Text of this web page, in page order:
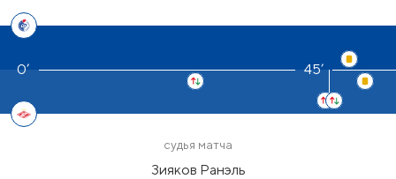
45’
судья матча
Зияков Ранэль